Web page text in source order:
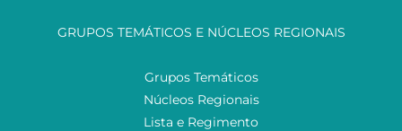
GRUPOS TEMÁTICOS E NÚCLEOS REGIONAIS
Grupos Temáticos
Núcleos Regionais
Lista e Regimento